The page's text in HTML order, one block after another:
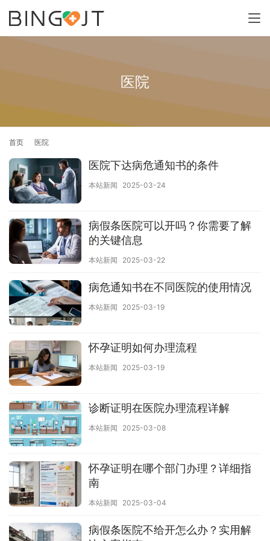
医院
首页 医院
医院下达病危通知书的条件
本站新闻 2025-03-24
病假条医院可以开吗？你需要了解
的关键信息
本站新闻 2025-03-22
病危通知书在不同医院的使用情况
本站新闻 2025-03-19
怀孕证明如何办理流程
本站新闻 2025-03-19
诊断证明在医院办理流程详解
本站新闻 2025-03-08
怀孕证明在哪个部门办理？详细指
南
本站新闻 2025-03-04
病假条医院不给开怎么办？实用解